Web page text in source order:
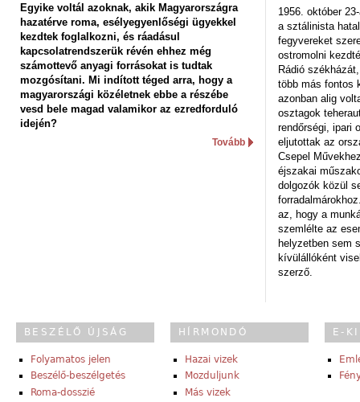
Egyike voltál azoknak, akik Magyarországra
hazatérve roma, esélyegyenlőségi ügyekkel
kezdtek foglalkozni, és ráadásul
kapcsolatrendszerük révén ehhez még
számottevő anyagi forrásokat is tudtak
mozgósítani. Mi indított téged arra, hogy a
magyarországi közéletnek ebbe a részébe
vesd bele magad valamikor az ezredforduló
idején?
Tovább
1956. október
a sztálinista
fegyvereket
ostromolni
Rádió
több más fontos
azonban alig
osztagok
rendőrségi, ipari
eljutottak az
Csepel
éjszakai
dolgozók közül
az, hogy a
szemlélte az
helyzetben sem
kívülállóként
szerző.
BESZÉLŐ ÚJSÁG
Folyamatos jelen
Beszélő-beszélgetés
Roma-dosszié
HÍRMONDÓ
Hazai vizek
Mozduljunk
Más vizek
E-